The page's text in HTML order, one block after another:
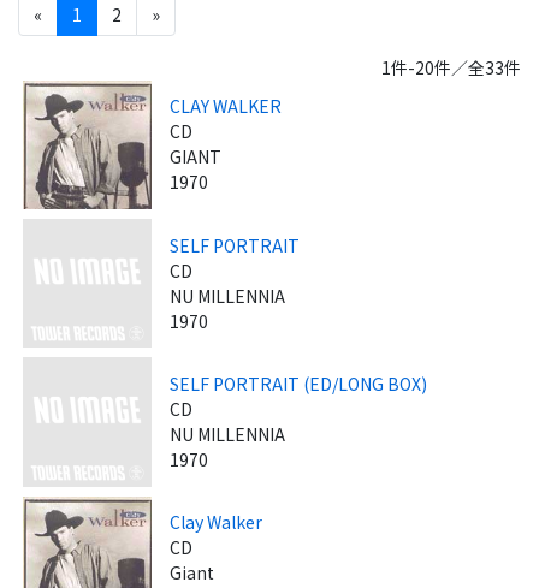
«
1 2 »
1件-20件／全33件
CLAY WALKER
CD
GIANT
1970
SELF PORTRAIT
CD
NU MILLENNIA
1970
SELF PORTRAIT (ED/LONG BOX)
CD
NU MILLENNIA
1970
Clay Walker
CD
Giant